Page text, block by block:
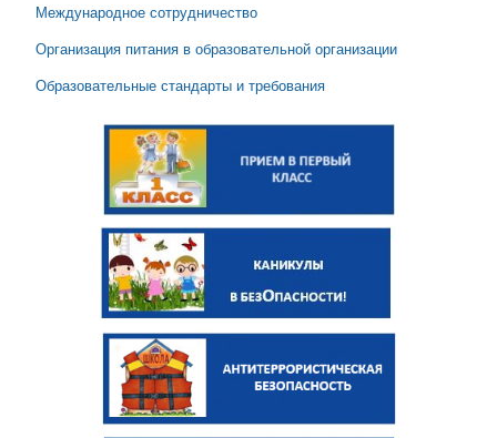
Международное сотрудничество
Организация питания в образовательной организации
Образовательные стандарты и требования